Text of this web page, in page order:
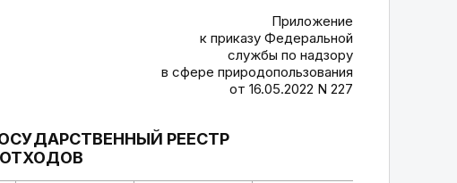
Приложение
к приказу Федеральной
службы по надзору
в сфере природопользования
от 16.05.2022 N 227
РЕЕСТР